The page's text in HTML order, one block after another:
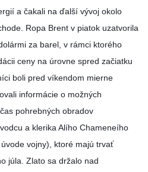
a čakali na ďalší vývoj okolo
Ropa Brent v piatok uzatvorila
za barel, v rámci ktorého
ceny na úrovne spred začiatku
boli pred víkendom mierne
informácie o možných
pohrebných obradov
a klerika Alího Chameneího
vojny), ktoré majú trvať
júla. Zlato sa držalo nad